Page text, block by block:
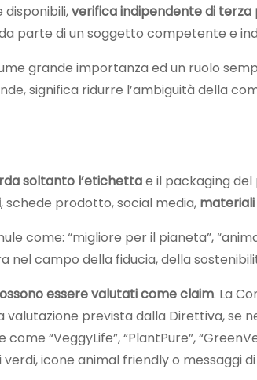
verifica indipendente di
parte di un soggetto competente e
grande importanza ed un ruolo
significa ridurre l’ambiguità della
soltanto l’etichettae il packaging
, schede prodotto, social media,
come: “migliore per il pianeta”,
nel campo della fiducia, della
essere valutati come claim. La
prevista dalla Direttiva,
“VeggyLife”, “PlantPure”,
icone animal friendly o messaggi